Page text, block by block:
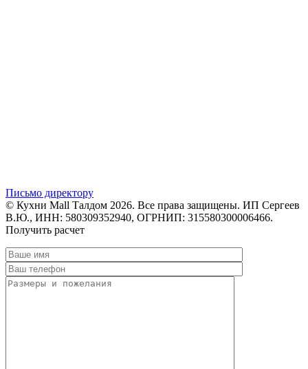
Письмо директору
© Кухни Mall Талдом 2026. Все права защищены. ИП Сергеев
В.Ю., ИНН: 580309352940, ОГРНИП: 315580300006466.
Получить расчет